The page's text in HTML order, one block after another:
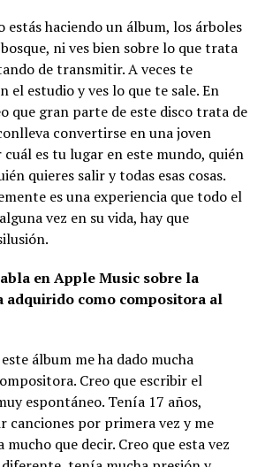
estás haciendo un álbum, los árboles
ni ves bien sobre lo que trata
de transmitir. A veces te
el estudio y ves lo que te sale. En
que gran parte de este disco trata de
convertirse en una joven
es tu lugar en este mundo, quién
quieres salir y todas esas cosas.
es una experiencia que todo el
vez en su vida, hay que
en Apple Music sobre la
adquirido como compositora al
álbum me ha dado mucha
Creo que escribir el
espontáneo. Tenía 17 años,
canciones por primera vez y me
mucho que decir. Creo que esta vez